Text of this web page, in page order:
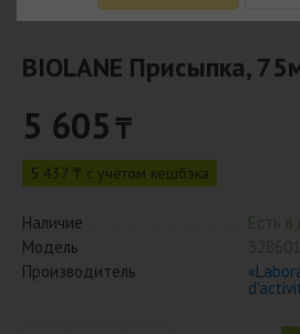
BIOLANE Присыпка,
5 605 ₸
5 437 ₸ с учётом кешбэка
Наличие
Есть в
Модель
Производитель